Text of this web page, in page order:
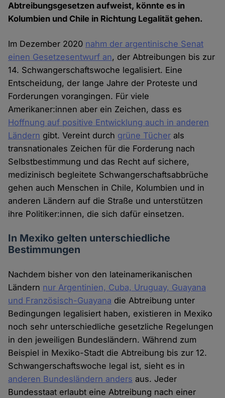
Abtreibungsgesetzen aufweist, könnte es in
Kolumbien und Chile in Richtung Legalität gehen.
Im Dezember 2020 nahm der argentinische Senat
einen Gesetzesentwurf an, der Abtreibungen bis zur
14. Schwangerschaftswoche legalisiert. Eine
Entscheidung, der lange Jahre der Proteste und
Forderungen vorangingen. Für viele
Amerikaner:innen aber ein Zeichen, dass es
Hoffnung auf positive Entwicklung auch in anderen
Ländern gibt. Vereint durch grüne Tücher als
transnationales Zeichen für die Forderung nach
Selbstbestimmung und das Recht auf sichere,
medizinisch begleitete Schwangerschaftsabbrüche
gehen auch Menschen in Chile, Kolumbien und in
anderen Ländern auf die Straße und unterstützen
ihre Politiker:innen, die sich dafür einsetzen.
In Mexiko gelten unterschiedliche
Bestimmungen
Nachdem bisher von den lateinamerikanischen
Ländern nur Argentinien, Cuba, Uruguay, Guayana
und Französisch-Guayana die Abtreibung unter
Bedingungen legalisiert haben, existieren in Mexiko
noch sehr unterschiedliche gesetzliche Regelungen
in den jeweiligen Bundesländern. Während zum
Beispiel in Mexiko-Stadt die Abtreibung bis zur 12.
Schwangerschaftswoche legal ist, sieht es in
anderen Bundesländern anders aus. Jeder
Bundesstaat erlaubt eine Abtreibung nach einer